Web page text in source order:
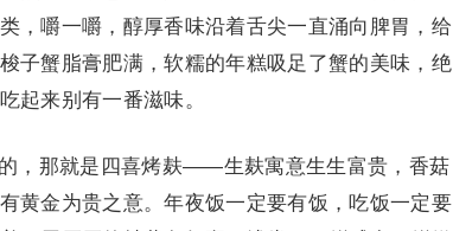
，嚼一嚼，醇厚香味沿着舌尖一直涌向脾胃，给
子蟹脂膏肥满，软糯的年糕吸足了蟹的美味，绝
起来别有一番滋味。
那就是四喜烤麸——生麸寓意生生富贵，香菇
黄金为贵之意。年夜饭一定要有饭，吃饭一定要